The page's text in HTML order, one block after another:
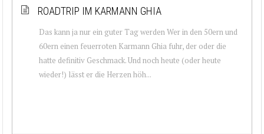
ROADTRIP IM KARMANN GHIA
Das kann ja nur ein guter Tag werden Wer in den 50ern und
60ern einen feuerroten Karmann Ghia fuhr, der oder die
hatte definitiv Geschmack. Und noch heute (oder heute
wieder!) lässt er die Herzen höh...